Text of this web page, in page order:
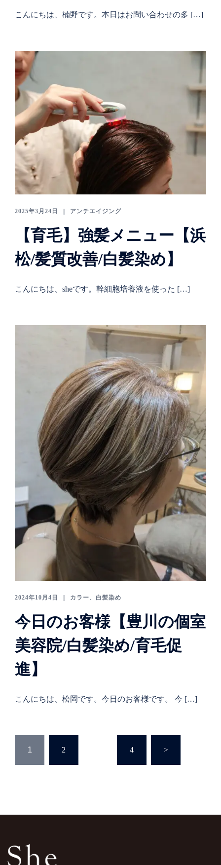
こんにちは、楠野です。本日はお問い合わせの多 […]
2025年3月24日 アンチエイジング
【育毛】強髪メニュー【浜
松/髪質改善/白髪染め】
こんにちは、sheです。幹細胞培養液を使った […]
2024年10月4日 カラー、白髪染め
今日のお客様【豊川の個室
美容院/白髪染め/育毛促
進】
こんにちは、松岡です。今日のお客様です。 今 […]
1 2 4 >